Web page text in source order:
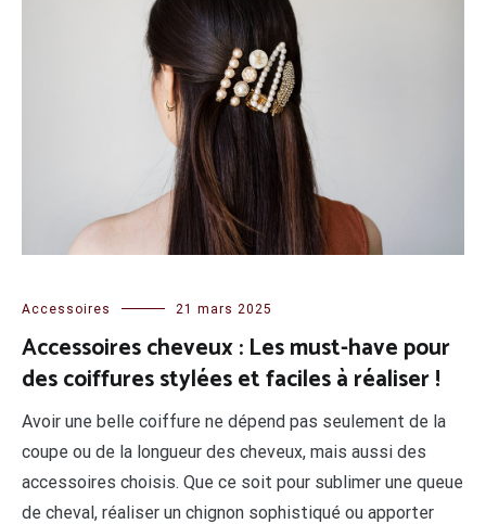
Accessoires 21 mars 2025
Accessoires cheveux : Les must-have pour
des coiffures stylées et faciles à réaliser !
Avoir une belle coiffure ne dépend pas seulement de la
coupe ou de la longueur des cheveux, mais aussi des
accessoires choisis. Que ce soit pour sublimer une queue
de cheval, réaliser un chignon sophistiqué ou apporter